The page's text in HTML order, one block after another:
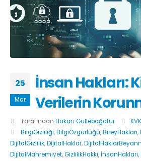
25
Mar
İnsan Hakları:
Verilerin
Tarafından Hakan Güllebağatur
BilgiGizliliği,BilgiÖzgürlüğü,BireyHakları,
DijitalGizlilik,DijitalHaklar,
DijitalMahremiyet,GizlilikHakkı,İnsanHakları,